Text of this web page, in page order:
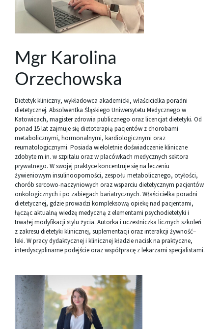
Mgr Karolina
Orzechowska
Dietetyk kliniczny, wykładowca akademicki, właścicielka poradni
dietetycznej. Absolwentka Śląskiego Uniwersytetu Medycznego w
Katowicach, magister zdrowia publicznego oraz licencjat dietetyki. Od
ponad 15 lat zajmuje się dietoterapią pacjentów z chorobami
metabolicznymi, hormonalnymi, kardiologicznymi oraz
reumatologicznymi. Posiada wieloletnie doświadczenie kliniczne
zdobyte m.in. w szpitalu oraz w placówkach medycznych sektora
prywatnego. W swojej praktyce koncentruje się na leczeniu
żywieniowym insulinooporności, zespołu metabolicznego, otyłości,
chorób sercowo-naczyniowych oraz wsparciu dietetycznym pacjentów
onkologicznych i po zabiegach bariatrycznych. Właścicielka poradni
dietetycznej, gdzie prowadzi kompleksową opiekę nad pacjentami,
łącząc aktualną wiedzę medyczną z elementami psychodietetyki i
trwałej modyfikacji stylu życia. Autorka i uczestniczka licznych szkoleń
z zakresu dietetyki klinicznej, suplementacji oraz interakcji żywność–
leki. W pracy dydaktycznej i klinicznej kładzie nacisk na praktyczne,
interdyscyplinarne podejście oraz współpracę z lekarzami specjalistami.